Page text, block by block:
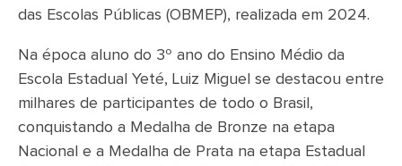
das Escolas Públicas (OBMEP), realizada em 2024.
Na época aluno do 3º ano do Ensino Médio da
Escola Estadual Yeté, Luiz Miguel se destacou entre
milhares de participantes de todo o Brasil,
conquistando a Medalha de Bronze na etapa
Nacional e a Medalha de Prata na etapa Estadual